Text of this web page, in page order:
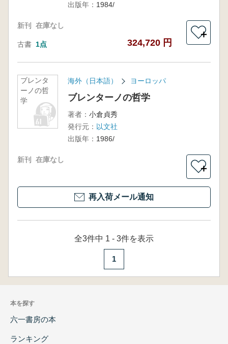
出版年： 1984/
新刊 在庫なし
古書 1点 324,720 円
＋
ブレンタ
ーノの哲
学
海外（日本語） ヨーロッパ
ブレンターノの哲学
著者： 小倉貞秀
発行元： 以文社
出版年： 1986/
新刊 在庫なし
＋
再入荷メール通知
全3件中 1 - 3件を表示
1
本を探す
六一書房の本
ランキング